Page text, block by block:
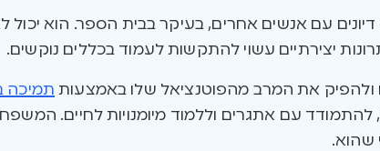
עם אנשים אחרים, בעיקר בבית הספר. הוא
יצירתיים עשוי להתקשות לעמוד בכללים נוקשים.
ולהפיק את המרב מהפוטנציאל שלו באמצעות תמיכה
להתמודד עם אתגרים וללמוד מיומנויות לחיים.
שהוא.